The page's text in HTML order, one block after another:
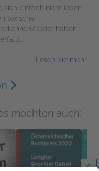
sich einfach nicht lösen
toxische
Oder haben
Lesen Sie mehr
mochten auch: